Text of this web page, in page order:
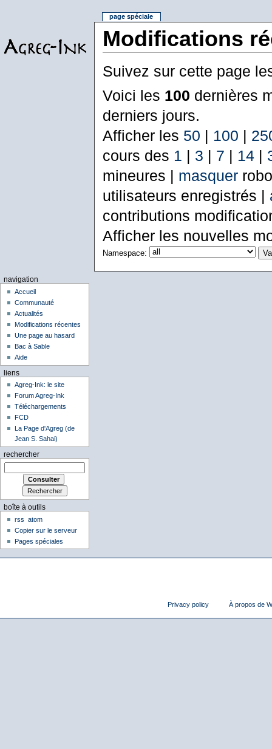
Modifications
Suivez sur cette page
Voici les 100 dernières
derniers jours.
Afficher les 50 | 100 |
cours des 1 | 3 | 7 | 14|
mineures | masquer
utilisateurs enregistrés |
contributions
Afficher les nouvelles
Namespace:
page spéciale
navigation
Accueil
Communauté
Actualités
Modifications récentes
Une page au hasard
Bac à Sable
Aide
liens
Agreg-Ink: le site
Forum Agreg-Ink
Téléchargements
FCD
La Page d'Agreg (de
Jean S. Sahai)
rechercher
boîte à outils
rss
atom
Copier sur le serveur
Pages spéciales
Privacy policy À propos de